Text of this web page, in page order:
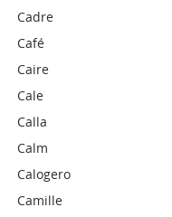
Cadre
Café
Caire
Cale
Calla
Calm
Calogero
Camille